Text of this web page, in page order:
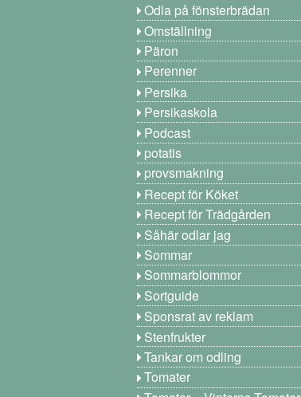
Odla på fönsterbrädan
Omställning
Päron
Perenner
Persika
Persikaskola
Podcast
potatis
provsmakning
Recept för Köket
Recept för Trädgården
Såhär odlar jag
Sommar
Sommarblommor
Sortguide
Sponsrat av reklam
Stenfrukter
Tankar om odling
Tomater